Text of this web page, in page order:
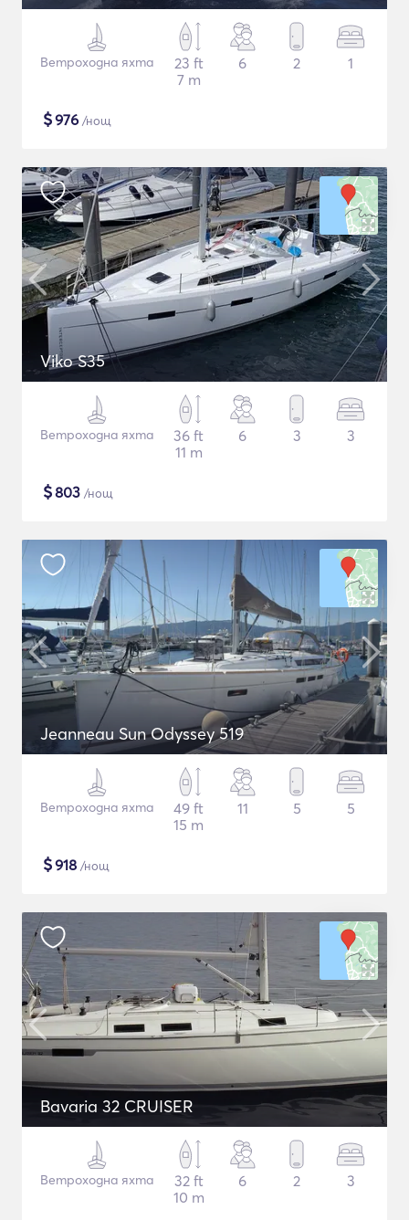
Ветроходна яхта
23 ft
7 m
6 2 1
$976 /нощ
Viko S35
Ветроходна яхта
36 ft
11 m
6 3 3
$803 /нощ
Jeanneau Sun Odyssey 519
Ветроходна яхта
49 ft
15 m
11 5 5
$918 /нощ
Bavaria 32 CRUISER
Ветроходна яхта
32 ft
10 m
6 2 3